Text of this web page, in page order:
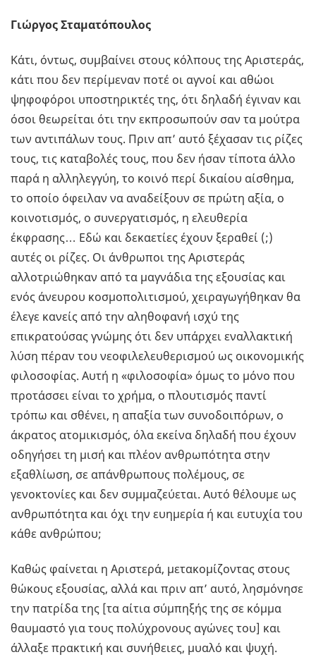
Γιώργος Σταματόπουλος
Κάτι, όντως, συμβαίνει στους κόλπους της Αριστεράς,
κάτι που δεν περίμεναν ποτέ οι αγνοί και αθώοι
ψηφοφόροι υποστηρικτές της, ότι δηλαδή έγιναν και
όσοι θεωρείται ότι την εκπροσωπούν σαν τα μούτρα
των αντιπάλων τους. Πριν απ’ αυτό ξέχασαν τις ρίζες
τους, τις καταβολές τους, που δεν ήσαν τίποτα άλλο
παρά η αλληλεγγύη, το κοινό περί δικαίου αίσθημα,
το οποίο όφειλαν να αναδείξουν σε πρώτη αξία, ο
κοινοτισμός, ο συνεργατισμός, η ελευθερία
έκφρασης… Εδώ και δεκαετίες έχουν ξεραθεί (;)
αυτές οι ρίζες. Οι άνθρωποι της Αριστεράς
αλλοτριώθηκαν από τα μαγνάδια της εξουσίας και
ενός άνευρου κοσμοπολιτισμού, χειραγωγήθηκαν θα
έλεγε κανείς από την αληθοφανή ισχύ της
επικρατούσας γνώμης ότι δεν υπάρχει εναλλακτική
λύση πέραν του νεοφιλελευθερισμού ως οικονομικής
φιλοσοφίας. Αυτή η «φιλοσοφία» όμως το μόνο που
προτάσσει είναι το χρήμα, ο πλουτισμός παντί
τρόπω και σθένει, η απαξία των συνοδοιπόρων, ο
άκρατος ατομικισμός, όλα εκείνα δηλαδή που έχουν
οδηγήσει τη μισή και πλέον ανθρωπότητα στην
εξαθλίωση, σε απάνθρωπους πολέμους, σε
γενοκτονίες και δεν συμμαζεύεται. Αυτό θέλουμε ως
ανθρωπότητα και όχι την ευημερία ή και ευτυχία του
κάθε ανθρώπου;
Καθώς φαίνεται η Αριστερά, μετακομίζοντας στους
θώκους εξουσίας, αλλά και πριν απ’ αυτό, λησμόνησε
την πατρίδα της [τα αίτια σύμπηξής της σε κόμμα
θαυμαστό για τους πολύχρονους αγώνες του] και
άλλαξε πρακτική και συνήθειες, μυαλό και ψυχή.